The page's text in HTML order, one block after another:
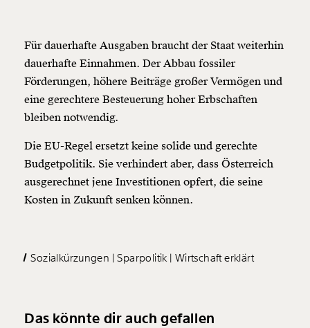
Für dauerhafte Ausgaben braucht der Staat weiterhin
dauerhafte Einnahmen. Der Abbau fossiler
Förderungen, höhere Beiträge großer Vermögen und
eine gerechtere Besteuerung hoher Erbschaften
bleiben notwendig.
Die EU-Regel ersetzt keine solide und gerechte
Budgetpolitik. Sie verhindert aber, dass Österreich
ausgerechnet jene Investitionen opfert, die seine
Kosten in Zukunft senken können.
Sozialkürzungen Sparpolitik Wirtschaft erklärt
Das könnte dir auch gefallen